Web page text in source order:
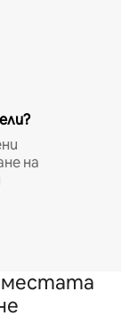
на
местата